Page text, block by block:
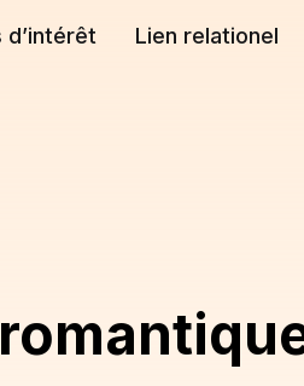
d’intérêt Lien relationel